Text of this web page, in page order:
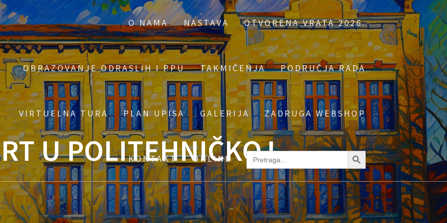
O NAMA NASTAVA OTVORENA VRATA 2026.
OBRAZOVANJE ODRASLIH I PPU TAKMIČENJA PODRUČJA RADA
VIRTUELNA TURA PLAN UPISA GALERIJA ZADRUGA WEBSHOP
KONTAKT ONLINE Search
for:
Search Button
U POLITEHNIČKOJ